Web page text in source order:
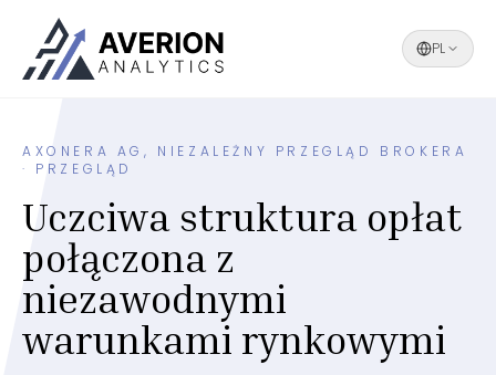
PL
AXONERA AG, NIEZALEŻNY PRZEGLĄD BROKERA
· PRZEGLĄD
Uczciwa struktura opłat
połączona z
niezawodnymi
warunkami rynkowymi